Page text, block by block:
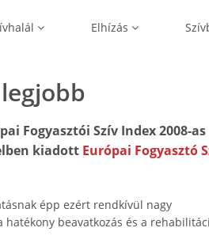
Elhízás
Fogyasztói Szív Index 2008-
kiadott Európai Fogyasztó
épp ezért rendkívül nagy
beavatkozás és a